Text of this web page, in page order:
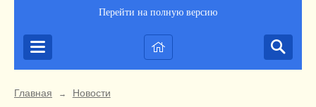
Перейти на полную версию
Главная → Новости